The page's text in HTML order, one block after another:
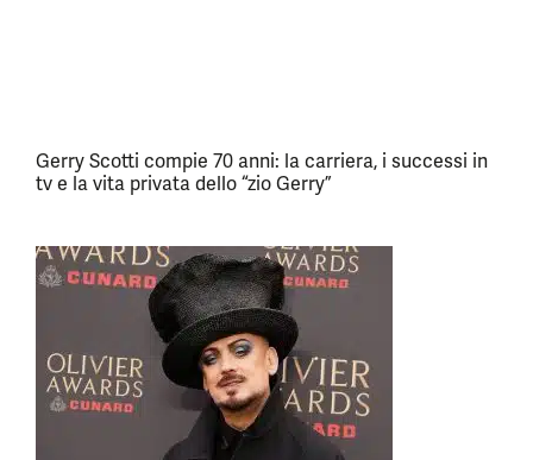
Gerry Scotti compie 70 anni: la carriera, i successi in
tv e la vita privata dello “zio Gerry”